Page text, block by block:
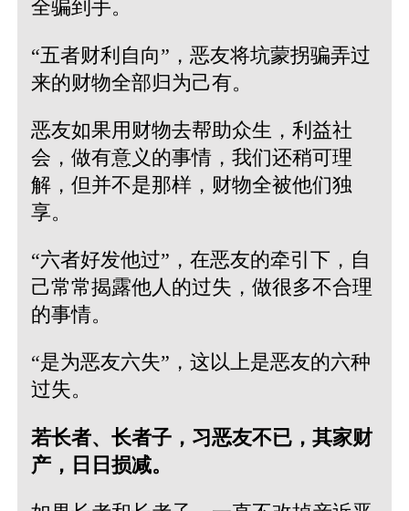
全骗到手。
“五者财利自向”，恶友将坑蒙拐骗弄过
来的财物全部归为己有。
恶友如果用财物去帮助众生，利益社
会，做有意义的事情，我们还稍可理
解，但并不是那样，财物全被他们独
享。
“六者好发他过”，在恶友的牵引下，自
己常常揭露他人的过失，做很多不合理
的事情。
“是为恶友六失”，这以上是恶友的六种
过失。
若长者、长者子，习恶友不已，其家财
产，日日损减。